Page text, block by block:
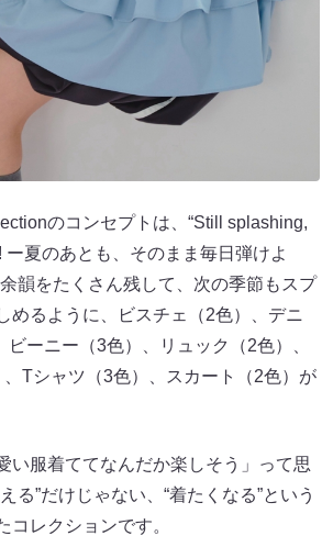
のコンセプトは、“Still splashing,
ー夏のあとも、そのまま毎日弾けよ
韻をたくさん残して、次の季節もスプ
めるように、ビスチェ（2色）、デニ
ビーニー（3色）、リュック（2色）、
Tシャツ（3色）、スカート（2色）が
い服着ててなんだか楽しそう」って思
る”だけじゃない、“着たくなる”という
コレクションです。